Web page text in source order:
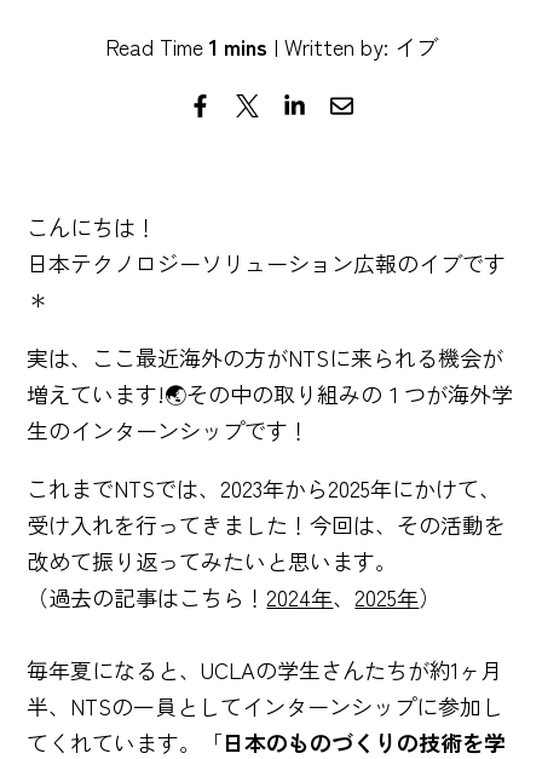
Read Time1 mins | Written by: イブ
こんにちは！
日本テクノロジーソリューション広報のイブです
＊
実は、ここ最近海外の方がNTSに来られる機会が
増えています!🌏その中の取り組みの１つが海外学
生のインターンシップです！
これまでNTSでは、2023年から2025年にかけて、
受け入れを行ってきました！今回は、その活動を
改めて振り返ってみたいと思います。
（過去の記事はこちら！ 2024年、 2025年）
毎年夏になると、UCLAの学生さんたちが約1ヶ月
半、NTSの一員としてインターンシップに参加し
てくれています。「日本のものづくりの技術を学